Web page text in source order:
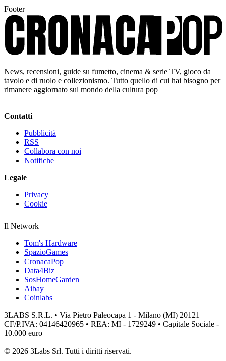
Footer
News, recensioni, guide su fumetto, cinema & serie TV, gioco da
tavolo e di ruolo e collezionismo. Tutto quello di cui hai bisogno per
rimanere aggiornato sul mondo della cultura pop
Contatti
Pubblicità
RSS
Collabora con noi
Notifiche
Legale
Privacy
Cookie
Il Network
Tom's Hardware
SpazioGames
CronacaPop
Data4Biz
SosHomeGarden
Aibay
Coinlabs
3LABS S.R.L. • Via Pietro Paleocapa 1 - Milano (MI) 20121
CF/P.IVA: 04146420965 • REA: MI - 1729249 • Capitale Sociale -
10.000 euro
© 2026 3Labs Srl. Tutti i diritti riservati.